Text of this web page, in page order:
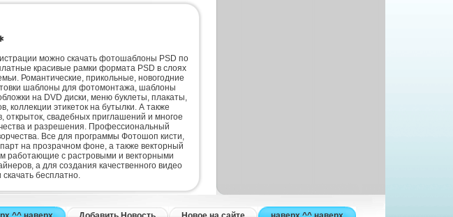
можно скачать фотошаблоны PSD по
красивые рамки формата PSD в слоях
Романтические, прикольные, новогодние
шаблоны для фотомонтажа, шаблоны
на DVD диски, меню буклеты, плакаты,
коллекции этикеток на бутылки. А также
открыток, свадебных приглашений и многое
и разрешения. Профессиональный
Все для программы Фотошоп кисти,
на прозрачном фоне, а также векторный
работающие с растровыми и векторными
а для создания качественного видео
бесплатно.